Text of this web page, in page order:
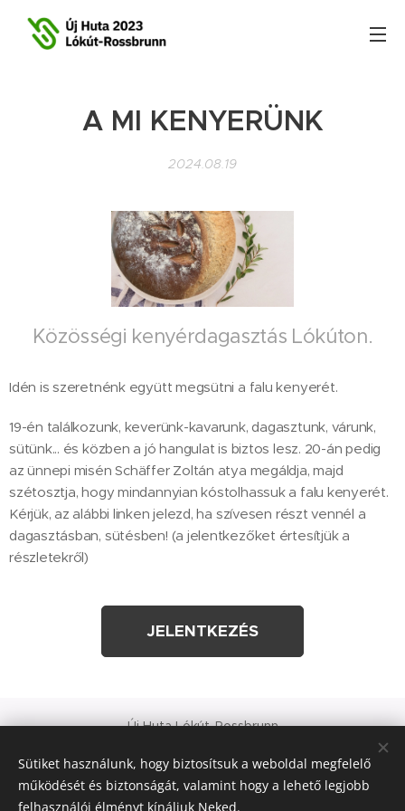
A MI KENYERÜNK
2024.08.19
Közösségi kenyérdagasztás Lókúton.
Idén is szeretnénk együtt megsütni a falu kenyerét.
19-én találkozunk, keverünk-kavarunk, dagasztunk, várunk,
sütünk... és közben a jó hangulat is biztos lesz. 20-án pedig
az ünnepi misén Schäffer Zoltán atya megáldja, majd
szétosztja, hogy mindannyian kóstolhassuk a falu kenyerét.
Kérjük, az alábbi linken jelezd, ha szívesen részt vennél a
dagasztásban, sütésben! (a jelentkezőket értesítjük a
részletekről)
JELENTKEZÉS
Új Huta Lókút-Rossbrunn
Európa Kultúrális Fővárosa
PAJTA PROJEKT
Sütiket használunk, hogy biztosítsuk a weboldal megfelelő
működését és biztonságát, valamint hogy a lehető legjobb
felhasználói élményt kínáljuk Neked.